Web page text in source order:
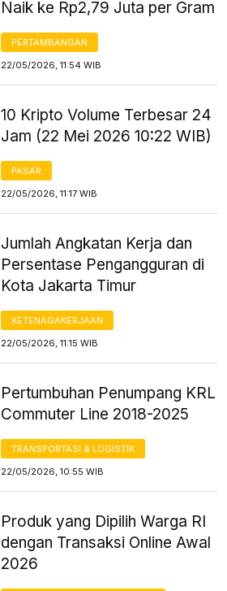
Naik ke Rp2,79 Juta per Gram
PERTAMBANGAN
22/05/2026, 11:54 WIB
10 Kripto Volume Terbesar 24
Jam (22 Mei 2026 10:22 WIB)
PASAR
22/05/2026, 11:17 WIB
Jumlah Angkatan Kerja dan
Persentase Pengangguran di
Kota Jakarta Timur
KETENAGAKERJAAN
22/05/2026, 11:15 WIB
Pertumbuhan Penumpang KRL
Commuter Line 2018-2025
TRANSPORTASI & LOGISTIK
22/05/2026, 10:55 WIB
Produk yang Dipilih Warga RI
dengan Transaksi Online Awal
2026